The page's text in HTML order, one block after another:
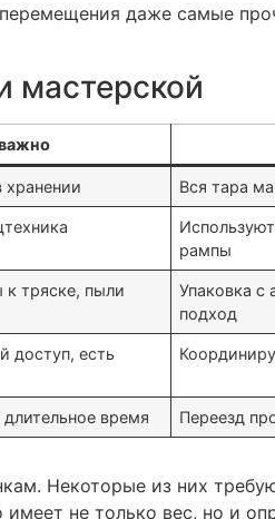
даже самые
мастерской
хранении Вся тара
рампы
к тряске, пыли
Упаковка с
подход
доступ, есть
длительное время Переезд
Некоторые из них
не только вес, но и